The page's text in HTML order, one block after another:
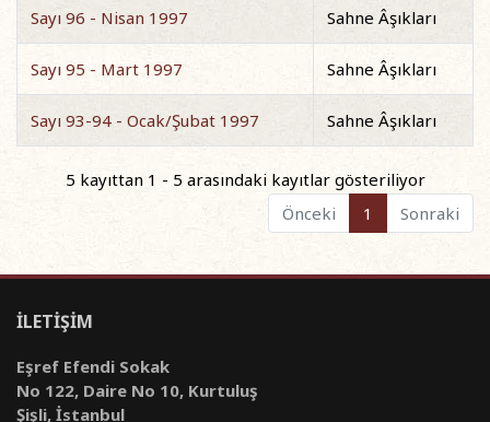
Sayı 96 - Nisan 1997 Sahne Âşıkları
Sayı 95 - Mart 1997 Sahne Âşıkları
Sayı 93-94 - Ocak/Şubat 1997 Sahne Âşıkları
5 kayıttan 1 - 5 arasındaki kayıtlar gösteriliyor
Önceki
1 Sonraki
İLETİŞİM
Eşref Efendi Sokak
No 122, Daire No 10, Kurtuluş
Şişli, İstanbul